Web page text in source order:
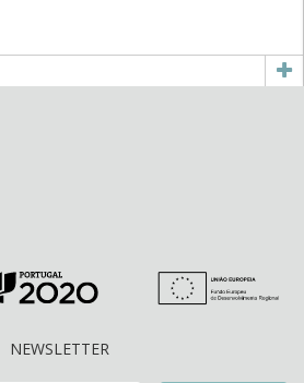
NEWSLETTER